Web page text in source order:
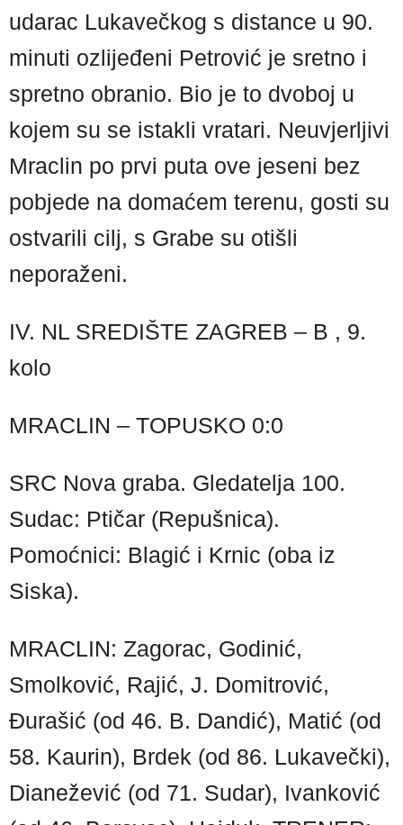
udarac Lukavečkog s distance u 90.
minuti ozlijeđeni Petrović je sretno i
spretno obranio. Bio je to dvoboj u
kojem su se istakli vratari. Neuvjerljivi
Mraclin po prvi puta ove jeseni bez
pobjede na domaćem terenu, gosti su
ostvarili cilj, s Grabe su otišli
neporaženi.
IV. NL SREDIŠTE ZAGREB – B , 9.
kolo
MRACLIN – TOPUSKO 0:0
SRC Nova graba. Gledatelja 100.
Sudac: Ptičar (Repušnica).
Pomoćnici: Blagić i Krnic (oba iz
Siska).
MRACLIN: Zagorac, Godinić,
Smolković, Rajić, J. Domitrović,
Đurašić (od 46. B. Dandić), Matić (od
58. Kaurin), Brdek (od 86. Lukavečki),
Dianežević (od 71. Sudar), Ivanković